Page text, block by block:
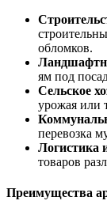
обломков.
ям под
Сельское
урожая или
перевозка
Логистика
товаров
Преимущества